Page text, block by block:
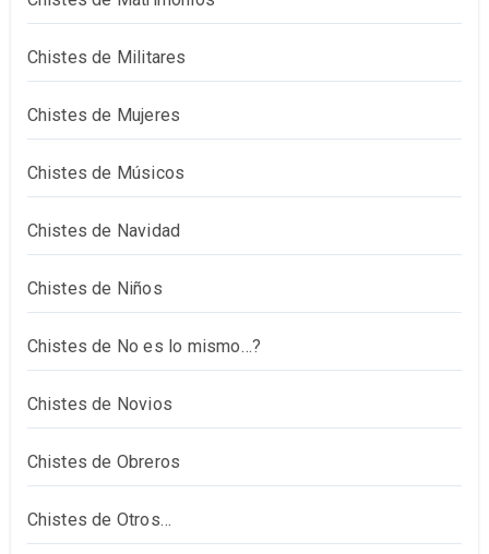
Chistes de Militares
Chistes de Mujeres
Chistes de Músicos
Chistes de Navidad
Chistes de Niños
Chistes de No es lo mismo…?
Chistes de Novios
Chistes de Obreros
Chistes de Otros…